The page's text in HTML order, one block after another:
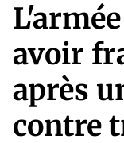
avoir
après
contre